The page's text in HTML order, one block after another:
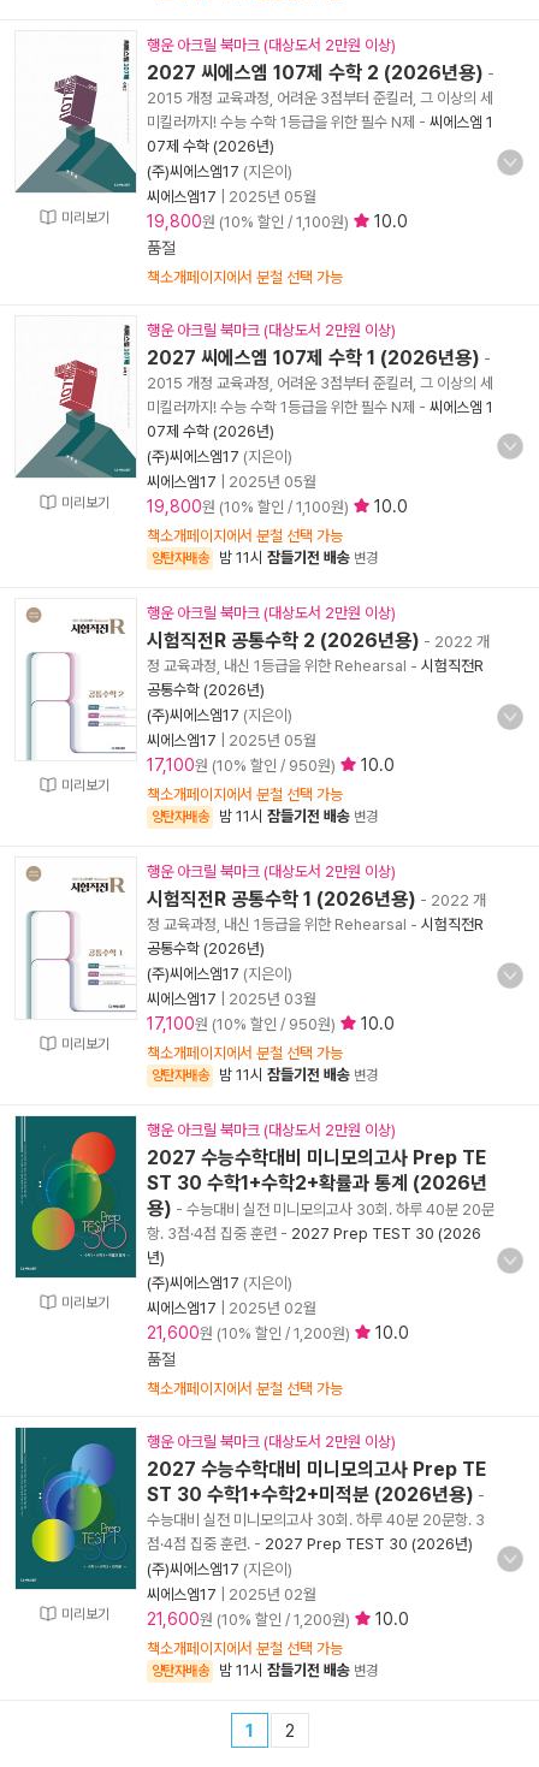
미리보기
행운 아크릴 북마크 (대상도서 2만원 이상)
2027 씨에스엠 107제 수학 2 (2026년용) -
2015 개정 교육과정, 어려운 3점부터 준킬러, 그 이상의 세
미킬러까지! 수능 수학 1등급을 위한 필수 N제 - 씨에스엠 1
07제 수학 (2026년)
(주)씨에스엠17 (지은이)
씨에스엠17
2025년 05월
19,800원 (10% 할인 / 1,100원)
10.0
품절
책소개페이지에서 분철 선택 가능
미리보기
행운 아크릴 북마크 (대상도서 2만원 이상)
2027 씨에스엠 107제 수학 1 (2026년용) -
2015 개정 교육과정, 어려운 3점부터 준킬러, 그 이상의 세
미킬러까지! 수능 수학 1등급을 위한 필수 N제 - 씨에스엠 1
07제 수학 (2026년)
(주)씨에스엠17 (지은이)
씨에스엠17
2025년 05월
19,800원 (10% 할인 / 1,100원) 10.0
책소개페이지에서 분철 선택 가능
양탄자배송 밤 11시 잠들기전 배송 변경
미리보기
행운 아크릴 북마크 (대상도서 2만원 이상)
시험직전R 공통수학 2 (2026년용) - 2022 개
정 교육과정, 내신 1등급을 위한 Rehearsal - 시험직전R
공통수학 (2026년)
(주)씨에스엠17 (지은이)
씨에스엠17
2025년 05월
17,100원 (10% 할인 / 950원) 10.0
책소개페이지에서 분철 선택 가능
양탄자배송 밤 11시 잠들기전 배송 변경
미리보기
행운 아크릴 북마크 (대상도서 2만원 이상)
시험직전R 공통수학 1 (2026년용) - 2022 개
정 교육과정, 내신 1등급을 위한 Rehearsal - 시험직전R
공통수학 (2026년)
(주)씨에스엠17 (지은이)
씨에스엠17
2025년 03월
17,100원 (10% 할인 / 950원) 10.0
책소개페이지에서 분철 선택 가능
양탄자배송 밤 11시 잠들기전 배송 변경
미리보기
행운 아크릴 북마크 (대상도서 2만원 이상)
2027 수능수학대비 미니모의고사 Prep TE
ST 30 수학1+수학2+확률과 통계 (2026년
용) - 수능대비 실전 미니모의고사 30회. 하루 40분 20문
항. 3점·4점 집중 훈련 - 2027 Prep TEST 30 (2026
년)
(주)씨에스엠17 (지은이)
씨에스엠17
2025년 02월
21,600원 (10% 할인 / 1,200원)
10.0
품절
책소개페이지에서 분철 선택 가능
미리보기
행운 아크릴 북마크 (대상도서 2만원 이상)
2027 수능수학대비 미니모의고사 Prep TE
ST 30 수학1+수학2+미적분 (2026년용) -
수능대비 실전 미니모의고사 30회. 하루 40분 20문항. 3
점·4점 집중 훈련. - 2027 Prep TEST 30 (2026년)
(주)씨에스엠17 (지은이)
씨에스엠17
2025년 02월
21,600원 (10% 할인 / 1,200원) 10.0
책소개페이지에서 분철 선택 가능
양탄자배송 밤 11시 잠들기전 배송 변경
1 2